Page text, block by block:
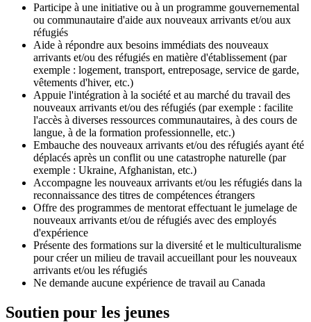
Participe à une initiative ou à un programme gouvernemental
ou communautaire d'aide aux nouveaux arrivants et/ou aux
réfugiés
Aide à répondre aux besoins immédiats des nouveaux
arrivants et/ou des réfugiés en matière d'établissement (par
exemple : logement, transport, entreposage, service de garde,
vêtements d'hiver, etc.)
Appuie l'intégration à la société et au marché du travail des
nouveaux arrivants et/ou des réfugiés (par exemple : facilite
l'accès à diverses ressources communautaires, à des cours de
langue, à de la formation professionnelle, etc.)
Embauche des nouveaux arrivants et/ou des réfugiés ayant été
déplacés après un conflit ou une catastrophe naturelle (par
exemple : Ukraine, Afghanistan, etc.)
Accompagne les nouveaux arrivants et/ou les réfugiés dans la
reconnaissance des titres de compétences étrangers
Offre des programmes de mentorat effectuant le jumelage de
nouveaux arrivants et/ou de réfugiés avec des employés
d'expérience
Présente des formations sur la diversité et le multiculturalisme
pour créer un milieu de travail accueillant pour les nouveaux
arrivants et/ou les réfugiés
Ne demande aucune expérience de travail au Canada
Soutien pour les jeunes